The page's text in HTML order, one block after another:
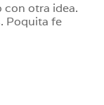
con otra idea.
Poquita fe